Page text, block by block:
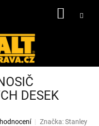
DESEK
Značka:Stanley